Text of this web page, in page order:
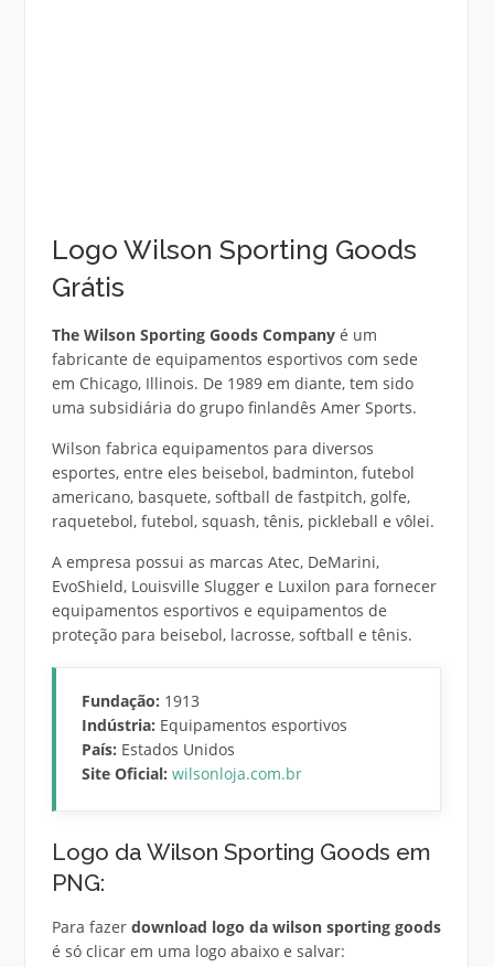
Logo Wilson Sporting Goods
Grátis
The Wilson Sporting Goods Companyé um
fabricante de equipamentos esportivos com sede
em Chicago, Illinois. De 1989 em diante, tem sido
uma subsidiária do grupo finlandês Amer Sports.
Wilson fabrica equipamentos para diversos
esportes, entre eles beisebol, badminton, futebol
americano, basquete, softball de fastpitch, golfe,
raquetebol, futebol, squash, tênis, pickleball e vôlei.
A empresa possui as marcas Atec, DeMarini,
EvoShield, Louisville Slugger e Luxilon para fornecer
equipamentos esportivos e equipamentos de
proteção para beisebol, lacrosse, softball e tênis.
Fundação: 1913
Indústria: Equipamentos esportivos
País: Estados Unidos
Site Oficial: wilsonloja.com.br
Logo da Wilson Sporting Goods em
PNG:
Para fazer download logo da wilson sporting goods
é só clicar em uma logo abaixo e salvar: